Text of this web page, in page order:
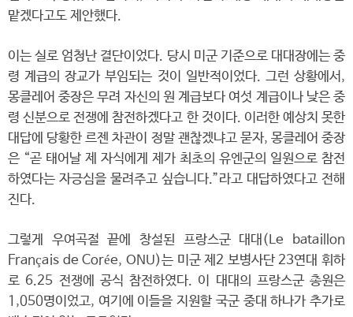
맡겠다고도 제안했다.
이는 실로 엄청난 결단이었다. 당시 미군 기준으로 대대장에는 중
령 계급의 장교가 부임되는 것이 일반적이었다. 그런 상황에서,
몽클레어 중장은 무려 자신의 원 계급보다 여섯 계급이나 낮은 중
령 신분으로 전쟁에 참전하겠다고 한 것이다. 이러한 예상치 못한
대답에 당황한 르젠 차관이 정말 괜찮겠냐고 묻자, 몽클레어 중장
은 “곧 태어날 제 자식에게 제가 최초의 유엔군의 일원으로 참전
하였다는 자긍심을 물려주고 싶습니다.”라고 대답하였다고 전해
진다.
그렇게 우여곡절 끝에 창설된 프랑스군 대대(Le bataillon
Français de Corée, ONU)는 미군 제2 보병사단 23연대 휘하
로 6.25 전쟁에 공식 참전하였다. 이 대대의 프랑스군 총원은
1,050명이었고, 여기에 이들을 지원할 국군 중대 하나가 추가로